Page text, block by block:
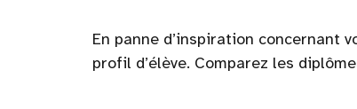
En panne d’inspiration concernant
profil d’élève. Comparez les